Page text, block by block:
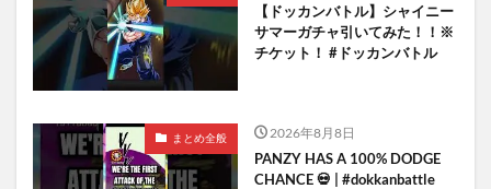
【ドッカンバトル】シャイニー
サマーガチャ引いてみた！！※
チケット！ #ドッカンバトル
まとめ全般 2026年8月8日
PANZY HAS A 100% DODGE
CHANCE 💀 | #dokkanbattle